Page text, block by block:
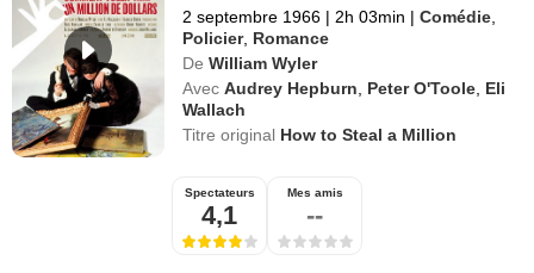
2 septembre 1966 | 2h 03min | Comédie
Policier, Romance
De William Wyler
Avec Audrey Hepburn Peter O'Toole Eli
Wallach
Titre original How to Steal a Million
Spectateurs
4,1
Mes amis
--